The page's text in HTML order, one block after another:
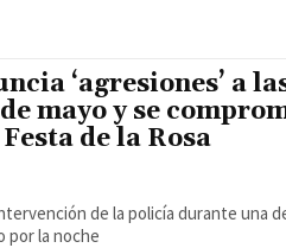
‘agresiones’ a
mayo y se
de la Rosa
de la policía durante una
por la noche